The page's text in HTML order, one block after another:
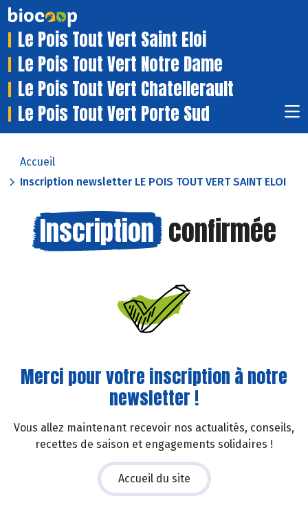
Le Pois Tout Vert Saint Eloi
Le Pois Tout Vert Notre Dame
Le Pois Tout Vert Chatellerault
Le Pois Tout Vert Porte Sud
Accueil
Inscription newsletter LE POIS TOUT VERT SAINT ELOI
Inscription confirmée
Merci pour votre inscription à notre
newsletter !
Vous allez maintenant recevoir nos actualités, conseils,
recettes de saison et engagements solidaires !
Accueil du site